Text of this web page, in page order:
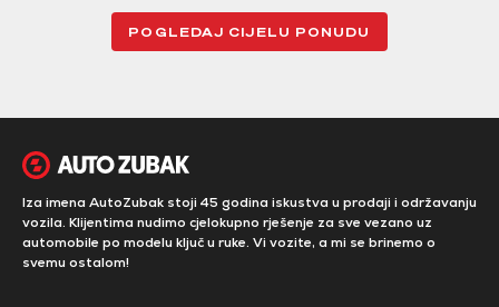
POGLEDAJ CIJELU PONUDU
Iza imena AutoZubak stoji 45 godina iskustva u prodaji i održavanju
vozila. Klijentima nudimo cjelokupno rješenje za sve vezano uz
automobile po modelu ključ u ruke. Vi vozite, a mi se brinemo o
svemu ostalom!